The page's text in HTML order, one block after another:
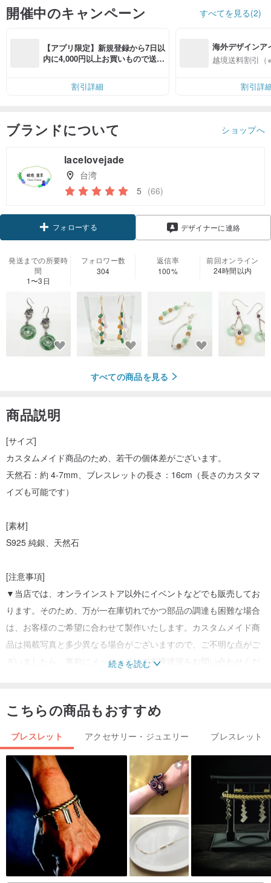
開催中のキャンペーン すべてを見る(2)
【アプリ限定】新規登録から7日以
内に4,000円以上お買いもので送料
割引詳細
海外デザインア
入
越境送料割引（
割引詳
ブランドについて ショップへ
lacelovejade
台湾
5 (66)
フォローする デザイナーに連絡
発送までの所要時
間
1〜3日
フォロワー数
304
返信率
100%
前回オンライン
24時間以内
すべての商品を見る
商品説明
[サイズ]
カスタムメイド商品のため、若干の個体差がございます。
天然石：約 4-7mm、ブレスレットの長さ：16cm（長さのカスタマ
イズも可能です）
[素材]
S925 純銀、天然石
[注意事項]
▼当店では、オンラインストア以外にイベントなどでも販売してお
ります。そのため、万が一在庫切れでかつ部品の調達も困難な場合
は、お客様のご希望に合わせて製作いたします。カスタムメイド商
品は掲載写真と多少異なる場合がございますので、ご不明な点がご
ざいましたら、事前にメッセージにて在庫状況をお問い合わせくだ
します。お急ぎのお客様は、ご購入をお控えください。
（土日祝を除く）。
▼商品は厚手のジッパーバッグに梱包し、お手入れ用のシルバー磨
き布をプレゼントいたします。ギフト用に紙箱でのラッピングをご
希望の場合は、事前にお知らせください。
▼ブレスレットの標準サイズはチェーン長さ 16cm で、手首周り約
15cm の方に適しています。お客様の手首周りを測っていただいた
後、1cm（ぴったりフィット）～1.5cm（少しゆったり）をプラス
した長さで調整いたします。もしお客様ご自身で測定を誤り、サイ
続きを読む
こちらの商品もおすすめ
ブレスレット アクセサリー・ジュエリー ブレスレット